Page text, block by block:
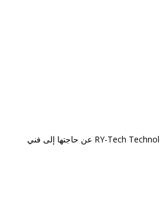
تعلن شركة RY-Tech Technology Solutions عن حاجتها إلى فني